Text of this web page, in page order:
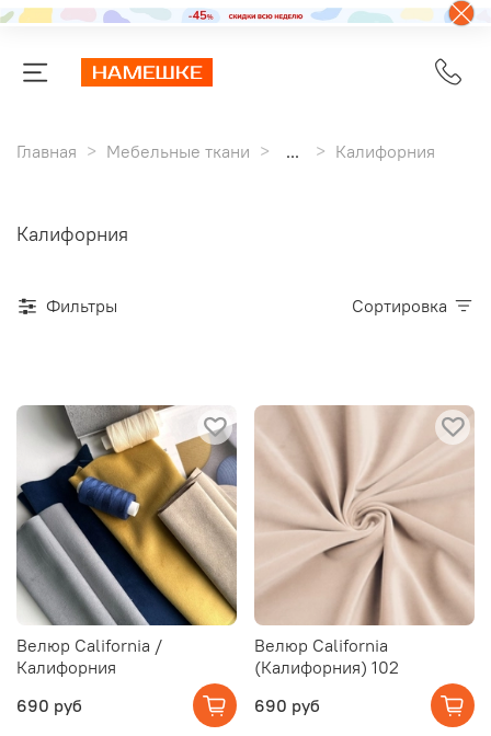
Главная Мебельные ткани ... Калифорния
Калифорния
Фильтры Сортировка
Велюр California /
Калифорния
690 руб
Велюр California
(Калифорния) 102
690 руб